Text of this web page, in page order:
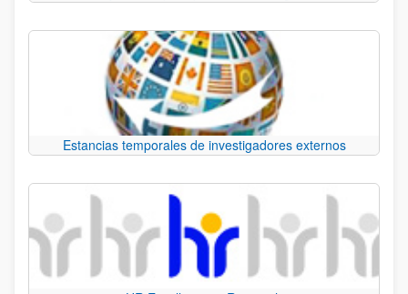
Estancias temporales de investigadores externos